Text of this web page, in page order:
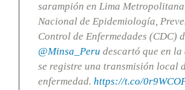
sarampión en Lima
Nacional de Epidemiología,
Control de Enfermedades (CDC)
@Minsa_Peru descartó que en
se registre una transmisión local
enfermedad. https://t.co/